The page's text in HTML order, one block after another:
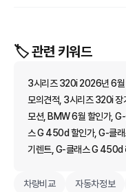
🏷️ 관련 키워드
3시리즈 320i 2026년 6월
모의견적, 3시리즈 320i
모션, BMW 6월 할인가,
스 G 450d 할인가, G-클
기렌트, G-클래스 G 450d
차량비교 자동차정보